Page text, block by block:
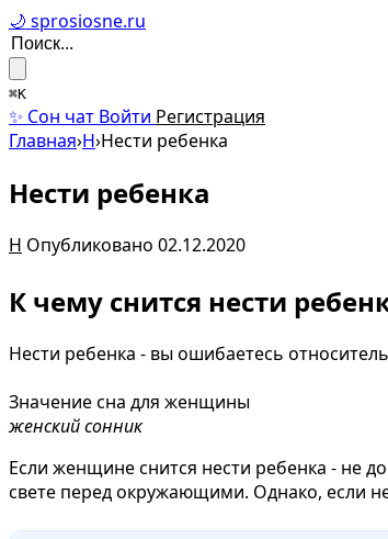
🌙 sprosiosne.ru
⌘K
✨ Сон чат Войти Регистрация
Главная›Н›Нести ребенка
Нести ребенка
Н Опубликовано 02.12.2020
К чему снится нести
Нести ребенка - вы ошибаетесь
Значение сна для женщины
женский сонник
Если женщине снится нести ребенка - не
свете перед окружающими. Однако, если